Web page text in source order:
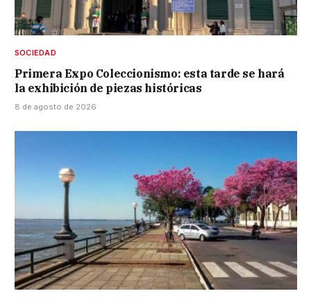
SOCIEDAD
Primera Expo Coleccionismo: esta tarde se hará
la exhibición de piezas históricas
8 de agosto de 2026